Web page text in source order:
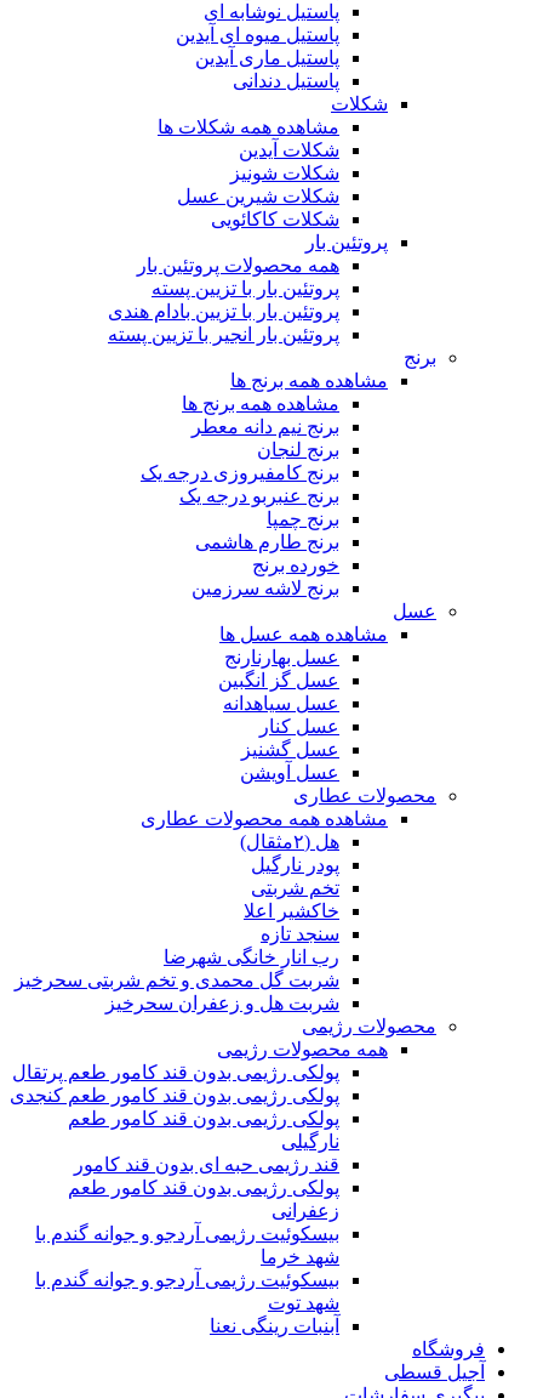
پاستیل نوشابه ای
پاستیل میوه ای آیدین
پاستیل ماری آیدین
پاستیل دندانی
شکلات
مشاهده همه شکلات ها
شکلات آیدین
شکلات شونیز
شکلات شیرین عسل
شکلات کاکائویی
پروتئین بار
همه محصولات پروتئین بار
پروتئین بار با تزیین پسته
پروتئین بار با تزیین بادام هندی
پروتئین بار انجیر با تزیین پسته
برنج
مشاهده همه برنج ها
مشاهده همه برنج ها
برنج نیم دانه معطر
برنج لنجان
برنج کامفیروزی درجه یک
برنج عنبربو درجه یک
برنج چمپا
برنج طارم هاشمی
خورده برنج
برنج لاشه سرزمین
عسل
مشاهده همه عسل ها
عسل بهارنارنج
عسل گز انگبین
عسل سیاهدانه
عسل کنار
عسل گشنیز
عسل آویشن
محصولات عطاری
مشاهده همه محصولات عطاری
هل (۲مثقال)
پودر نارگیل
تخم شربتی
خاکشیر اعلا
سنجد تازه
رب انار خانگی شهرضا
شربت گل محمدی و تخم شربتی سحرخیز
شربت هل و زعفران سحرخیز
محصولات رژیمی
همه محصولات رژیمی
پولکی رژیمی بدون قند کامور طعم پرتقال
پولکی رژیمی بدون قند کامور طعم کنجدی
پولکی رژیمی بدون قند کامور طعم
نارگیلی
قند رژیمی حبه ای بدون قند کامور
پولکی رژیمی بدون قند کامور طعم
زعفرانی
بيسکوئيت رژیمی آردجو و جوانه گندم با
شهد خرما
بيسکوئيت رژیمی آردجو و جوانه گندم با
شهد توت
آبنبات رینگی نعنا
فروشگاه
آجیل قسطی